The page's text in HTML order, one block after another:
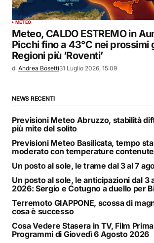
METEO
Meteo, CALDO ESTREMO in
Picchi fino a 43°C nei prossimi
Regioni più ‘Roventi’
di Andrea Bosetti31 Luglio 2026, 15:09
NEWS RECENTI
Previsioni Meteo Abruzzo, stabilità
più mite del solito
Previsioni Meteo Basilicata, tempo
moderato con temperature contenute
Un posto al sole, le trame dal 3 al 7
Un posto al sole, le anticipazioni dal 3
2026: Sergio e Cotugno a duello per
Terremoto GIAPPONE, scossa di
cosa è successo
Cosa Vedere Stasera in TV, Film
Programmi di Giovedì 6 Agosto 2026